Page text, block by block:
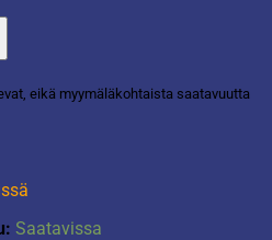
eikä myymäläkohtaista saatavuutta
Saatavissa